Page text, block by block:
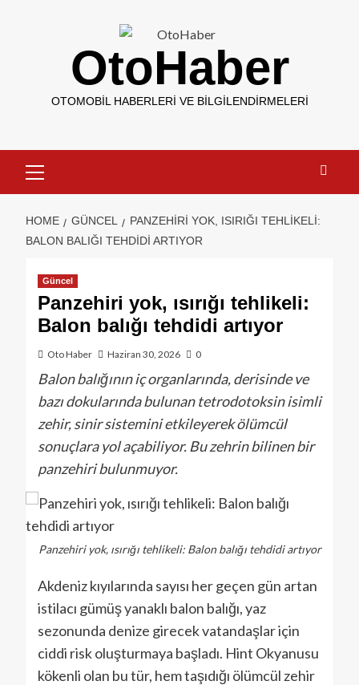
OtoHaber
OTOMOBIL HABERLERI VE BILGILENDIRMELERI
HOME GÜNCEL
PANZEHIRI YOK, ISIRIĞI TEHLIKELI:
BALON BALIĞI TEHDIDI ARTIYOR
Güncel
Panzehiri yok, ısırığı tehlikeli:
Balon balığı tehdidi artıyor
Oto Haber Haziran 30, 2026 0
Balon balığının iç organlarında, derisinde ve
bazı dokularında bulunan tetrodotoksin isimli
zehir, sinir sistemini etkileyerek ölümcül
sonuçlara yol açabiliyor. Bu zehrin bilinen bir
panzehiri bulunmuyor.
Panzehiri yok, ısırığı tehlikeli: Balon balığı tehdidi artıyor
Akdeniz kıyılarında sayısı her geçen gün artan
istilacı gümüş yanaklı balon balığı, yaz
sezonunda denize girecek vatandaşlar için
ciddi risk oluşturmaya başladı. Hint Okyanusu
kökenli olan bu tür, hem taşıdığı ölümcül zehir